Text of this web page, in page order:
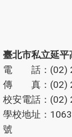
臺北市私立延平
電 話：(02)
傳 真：(02)
校安電話：(02)
學校地址：
號